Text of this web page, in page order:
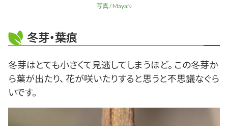
写真 / MayaN
冬芽・葉痕
冬芽はとても小さくて見逃してしまうほど。 この冬芽か
ら葉が出たり、 花が咲いたりすると思うと不思議なぐら
いです。